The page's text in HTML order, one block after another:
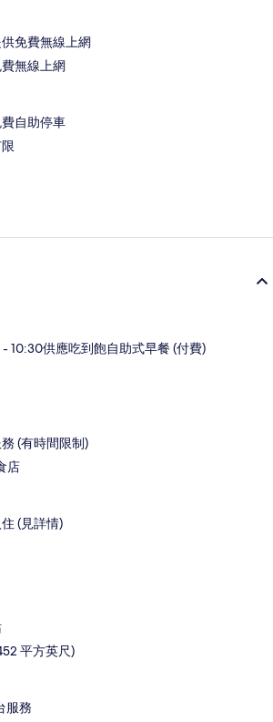
免費無線上網
無線上網
自助停車
10:30供應吃到飽自助式早餐 (付費)
(有時間限制)
店
(見詳情)
平方英尺)
服務